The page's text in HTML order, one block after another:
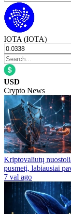
IOTA (IOTA)
USD
Crypto News
Kriptovaliutų
pusmetį, labiausiai
7 val ago